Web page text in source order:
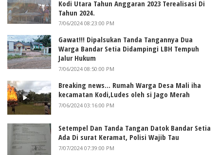
Kodi Utara Tahun Anggaran 2023 Terealisasi Di
Tahun 2024.
7/06/2024 08:23:00 PM
Gawat!!! Dipalsukan Tanda Tangannya Dua
Warga Bandar Setia Didampingi LBH Tempuh
Jalur Hukum
7/06/2024 08:50:00 PM
Breaking news... Rumah Warga Desa Mali iha
kecamatan Kodi,Ludes oleh si Jago Merah
7/06/2024 03:16:00 PM
Setempel Dan Tanda Tangan Datok Bandar Setia
Ada Di surat Keramat, Polisi Wajib Tau
7/07/2024 07:39:00 PM